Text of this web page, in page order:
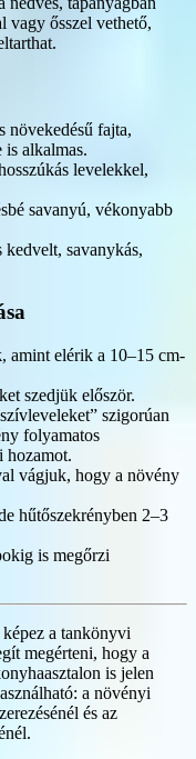
vagy ősszel vethető,
növekedésű fajta,
is alkalmas.
levelekkel,
savanyú, vékonyabb
kedvelt, savanykás,
, amint elérik a 10–15 cm-
szedjük először.
szigorúan
folyamatos
hozamot.
vágjuk, hogy a növény
hűtőszekrényben 2–3
is megőrzi
a tankönyvi
megérteni, hogy a
is jelen
a növényi
és az